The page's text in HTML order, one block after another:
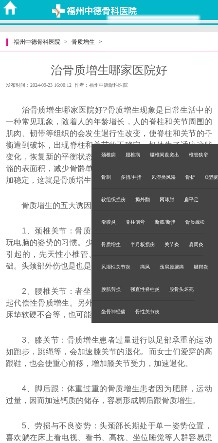
颈椎病 腰椎病 腰椎间盘突出 椎管狭窄
骨刺 多指/并指 风湿类风湿 骨折 O型腿
软组织损伤 拇外翻 网球肘 扁平足
滑膜炎 脊柱侧弯 断肢/断指 骨质疏松
骨质增生 半月板损伤 关节炎 肩周炎
风湿性关节炎 痛风 颈肩腰腿痛 腱鞘炎
腰肌劳损 强直性脊柱炎 股骨头坏死
坐骨神经痛 骨性关节炎
福州中德骨科医院 > 骨质增生 >
治骨质增生哪家医院好
发布时间：2024-09-23 16:00:12 作者：福州中德骨科医院
治骨质增生哪家医院好?骨质增生现象是日常生活中的
一种常见现象，随着人的年龄增长，人的脊柱和关节周围的
肌肉、韧带等组织的会发生退行性改变，使脊柱和关节的平
衡遭到破坏，出现脊柱和关节的不稳定。机体为了适应这些
变化，恢复新的平衡状态，就会通过骨质增生的方式增加骨
骼的表面积，减少骨骼单位面积上的压力，使脊柱或关节更
加稳定，这就是骨质增生的现象。
骨质增生的五大诱因：
1、颈椎关节：骨质增生患者经常有低头看书，打机，
玩电脑的姿势的习惯。少数是因为先天的颈椎结构发育不良
引起的，先天性小椎管、颈椎退变等都是颈椎病的发病基
础。头颈部外伤也是也是诱发颈椎病的主要因素。
2、腰椎关节：者坐时不靠椅背导致腰椎严重受压而引
起代偿性骨质增生。另外，不蹲下就弯腰取物，睡姿不良，
床垫软硬不合等，也可能加速腰椎的退化程度。
3、膝关节：骨质增生患者过量进行以足部承重的运动
如跑步，跳绳等，会加速膝关节的退化。而女士们爱穿的高
跟鞋，也会使重心前移，增加膝关节受力，加速退化。
4、脚后跟：体重过重的骨质增生患者因为肥胖，运动
过量，因而加速钙质的储存，容易形成脚后跟骨质增生。
5、劳损与不良姿势：头颈部长期处于单一姿势位置，
喜欢躺在床上看电视、看书、高枕、坐位睡觉等人群容易患